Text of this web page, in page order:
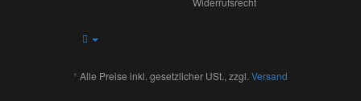
* Alle Preise inkl. gesetzlicher USt., zzgl. Versand